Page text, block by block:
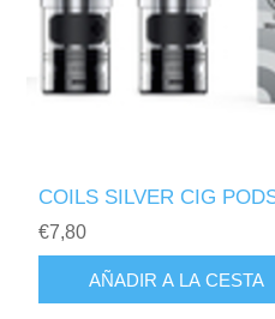
COILS SILVER CIG
€7,80